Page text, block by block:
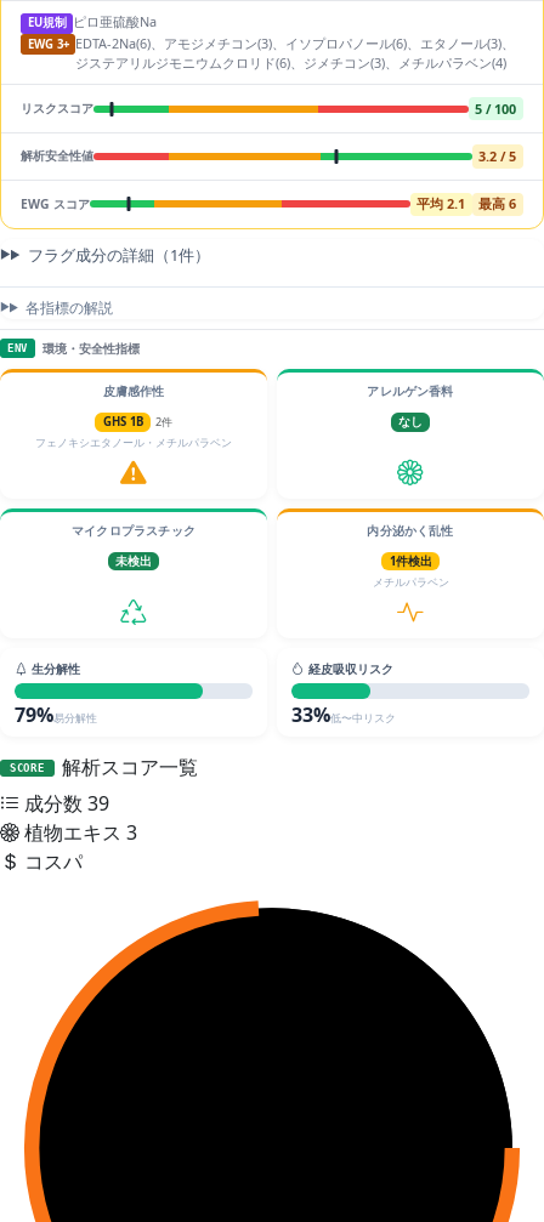
EU規制 ピロ亜硫酸Na
EWG 3+ EDTA-2Na(6)、アモジメチコン(3)、イソプロパノール(6)、エタノール(3)、
ジステアリルジモニウムクロリド(6)、ジメチコン(3)、メチルパラベン(4)
リスクスコア 5 / 100
解析安全性値 3.2 / 5
EWG スコア 平均 2.1 最高 6
フラグ成分の詳細（1件）
各指標の解説
ENV 環境・安全性指標
皮膚感作性
GHS 1B
2件
フェノキシエタノール・メチルパラベン
アレルゲン香料
なし
マイクロプラスチック
未検出
内分泌かく乱性
1件検出
メチルパラベン
生分解性
79%易分解性
経皮吸収リスク
33%低〜中リスク
SCORE
解析スコア一覧
成分数 39
植物エキス 3
コスパ